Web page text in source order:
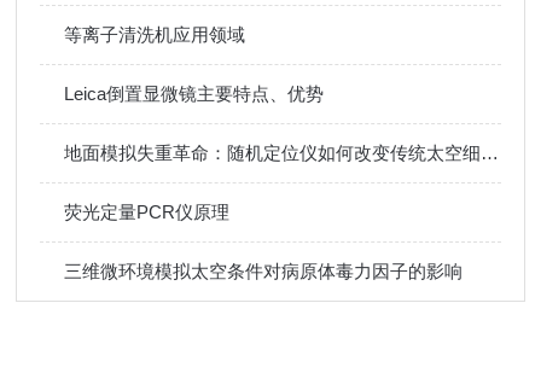
等离子清洗机应用领域
Leica倒置显微镜主要特点、优势
地面模拟失重革命：随机定位仪如何改变传统太空细胞实验
荧光定量PCR仪原理
三维微环境模拟太空条件对病原体毒力因子的影响